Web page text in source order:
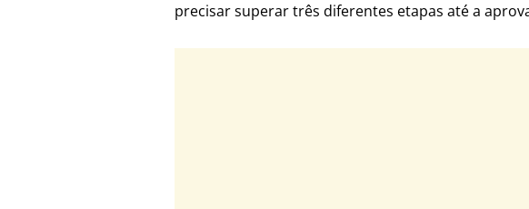
precisar superar três diferentes etapas até a